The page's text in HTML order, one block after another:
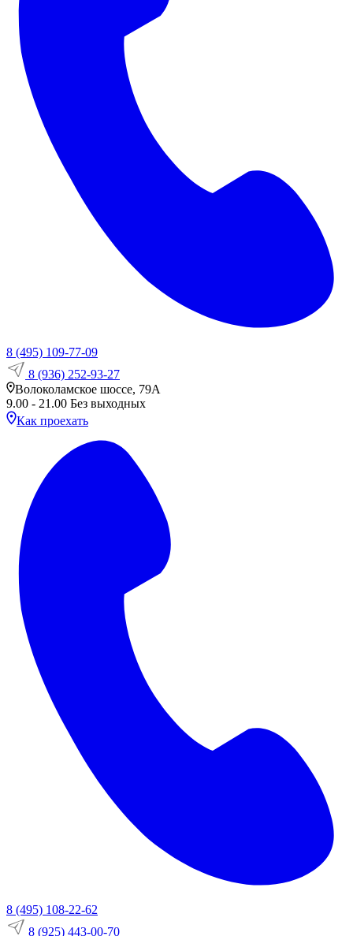
8 (495) 109-77-09
8 (936) 252-93-27
Волоколамское шоссе, 79А
9.00 - 21.00 Без выходных
Как проехать
8 (495) 108-22-62
8 (925) 443-00-70